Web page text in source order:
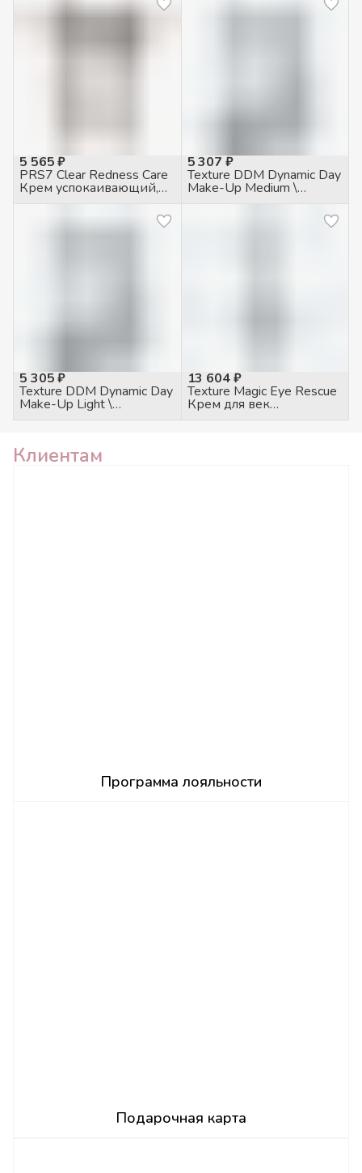
куперозом, 50мл
5 565 ₽
PRS7 Clear Redness Care
Крем успокаивающий,
50мл
5 307 ₽
Texture DDM Dynamic Day
Make-Up Medium \
Динамический дневной
тональный крем 30 SPF
5 305 ₽
Texture DDM Dynamic Day
Make-Up Light \
светлый, 50мл
13 604 ₽
Texture Magic Eye Rescue
Крем для век
Клиентам
Программа лояльности
Подарочная карта